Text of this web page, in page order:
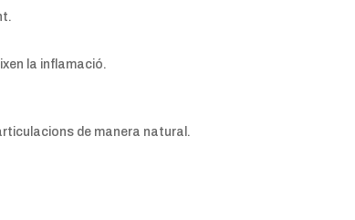
la inflamació.
de manera natural.